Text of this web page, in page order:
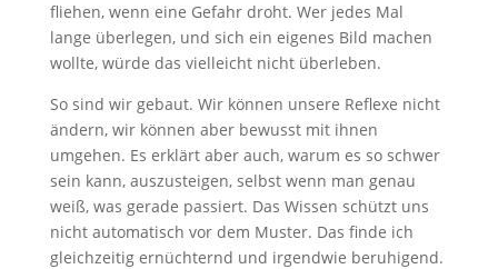
fliehen, wenn eine Gefahr droht. Wer jedes Mal
lange überlegen, und sich ein eigenes Bild machen
wollte, würde das vielleicht nicht überleben.
So sind wir gebaut. Wir können unsere Reflexe nicht
ändern, wir können aber bewusst mit ihnen
umgehen. Es erklärt aber auch, warum es so schwer
sein kann, auszusteigen, selbst wenn man genau
weiß, was gerade passiert. Das Wissen schützt uns
nicht automatisch vor dem Muster. Das finde ich
gleichzeitig ernüchternd und irgendwie beruhigend.